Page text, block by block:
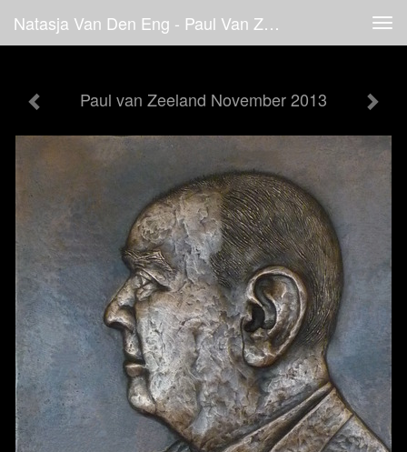
Natasja Van Den Eng - Paul Van Zeeland November 2013
Paul van Zeeland November 2013